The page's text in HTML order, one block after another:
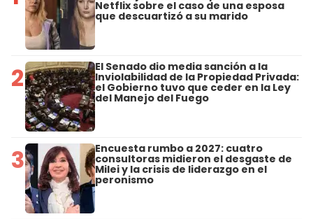
Netflix sobre el caso de una esposa
que descuartizó a su marido
2 El Senado dio media sanción a la
Inviolabilidad de la Propiedad Privada:
el Gobierno tuvo que ceder en la Ley
del Manejo del Fuego
3 Encuesta rumbo a 2027: cuatro
consultoras midieron el desgaste de
Milei y la crisis de liderazgo en el
peronismo